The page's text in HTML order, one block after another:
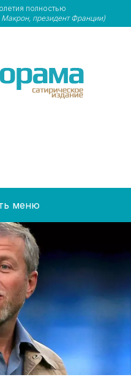
полностью
президент Франции)
меню